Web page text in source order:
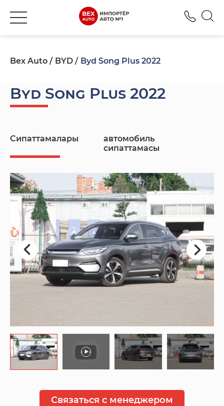
Bex Auto BYD Byd Song Plus 2022
Byd Song Plus 2022
Сипаттамалары
автомобиль
сипаттамасы
Связаться с менеджером